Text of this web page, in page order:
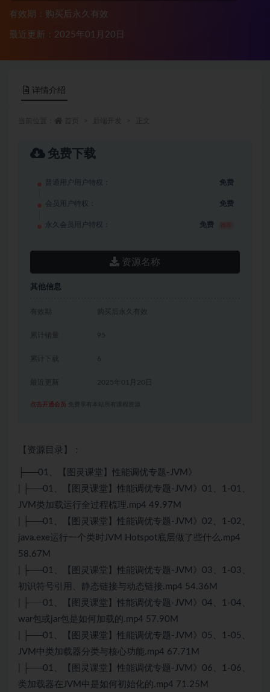
有效期：购买后永久有效
最近更新：2025年01月20日
详情介绍
免费下载
普通用户用户特权： 免费
会员用户特权： 免费
永久会员用户特权： 免费
资源名称
其他信息
有效期 购买后永久有效
累计销量 95
累计下载 6
2025年01月20日
点击开通会员 免费享有本站所有课程资源
【资源目录】：
├──01、【图灵课堂】性能调优专题-JVM》
| ├──01、【图灵课堂】性能调优专题-JVM》01、1-01、
JVM类加载运行全过程梳理.mp4 49.97M
| ├──01、【图灵课堂】性能调优专题-JVM》02、1-02、
java.exe运行一个类时JVM Hotspot底层做了些什么.mp4
58.67M
| ├──01、【图灵课堂】性能调优专题-JVM》03、1-03、
初识符号引用、静态链接与动态链接.mp4 54.36M
| ├──01、【图灵课堂】性能调优专题-JVM》04、1-04、
war包或jar包是如何加载的.mp4 57.90M
| ├──01、【图灵课堂】性能调优专题-JVM》05、1-05、
JVM中类加载器分类与核心功能.mp4 67.71M
| ├──01、【图灵课堂】性能调优专题-JVM》06、1-06、
类加载器在JVM中是如何初始化的.mp4 71.25M